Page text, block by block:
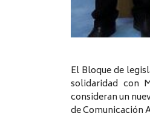
El Bloque de
solidaridad con
consideran un
de Comunicación